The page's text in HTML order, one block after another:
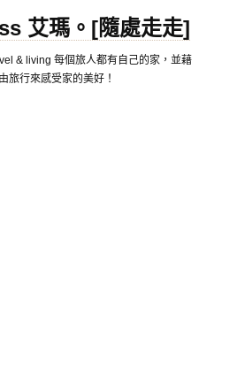
艾瑪。[隨處走走]
& living 每個旅人都有自己的家，並藉
由旅行來感受家的美好！